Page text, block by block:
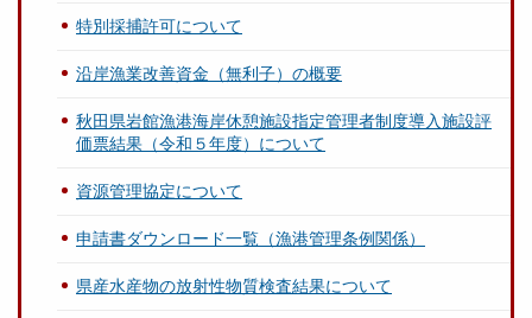
特別採捕許可について
沿岸漁業改善資金（無利子）の概要
秋田県岩館漁港海岸休憩施設指定管理者制度導入施設評
価票結果（令和５年度）について
資源管理協定について
申請書ダウンロード一覧（漁港管理条例関係）
県産水産物の放射性物質検査結果について